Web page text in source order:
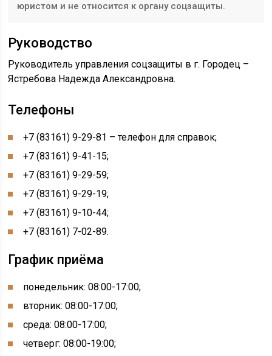
юристом и не относится к органу соцзащиты.
Руководство
Руководитель управления соцзащиты в г. Городец –
Ястребова Надежда Александровна.
Телефоны
+7 (83161) 9-29-81 – телефон для справок;
+7 (83161) 9-41-15;
+7 (83161) 9-29-59;
+7 (83161) 9-29-19;
+7 (83161) 9-10-44;
+7 (83161) 7-02-89.
График приёма
понедельник: 08:00-17:00;
вторник: 08:00-17:00;
среда: 08:00-17:00;
четверг: 08:00-19:00;